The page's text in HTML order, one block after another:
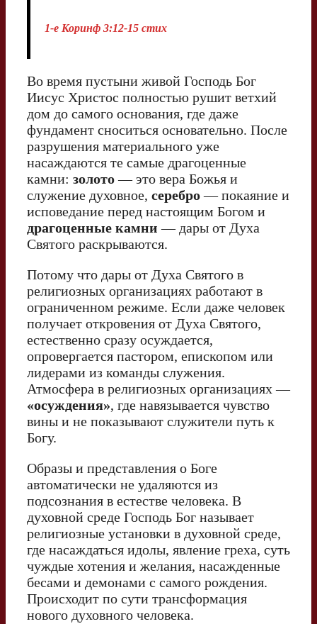
1-е Коринф 3:12-15 стих
Во время пустыни живой Господь Бог
Иисус Христос полностью рушит ветхий
дом до самого основания, где даже
фундамент сноситься основательно. После
разрушения материального уже
насаждаются те самые драгоценные
камни: золото— это вера Божья и
служение духовное, серебро— покаяние и
исповедание перед настоящим Богом и
драгоценные камни — дары от Духа
Святого раскрываются.
Потому что дары от Духа Святого в
религиозных организациях работают в
ограниченном режиме. Если даже человек
получает откровения от Духа Святого,
естественно сразу осуждается,
опровергается пастором, епископом или
лидерами из команды служения.
Атмосфера в религиозных организациях —
«осуждения», где навязывается чувство
вины и не показывают служители путь к
Богу.
Образы и представления о Боге
автоматически не удаляются из
подсознания в естестве человека. В
духовной среде Господь Бог называет
религиозные установки в духовной среде,
где насаждаться идолы, явление греха, суть
чуждые хотения и желания, насажденные
бесами и демонами с самого рождения.
Происходит по сути трансформация
нового духовного человека.